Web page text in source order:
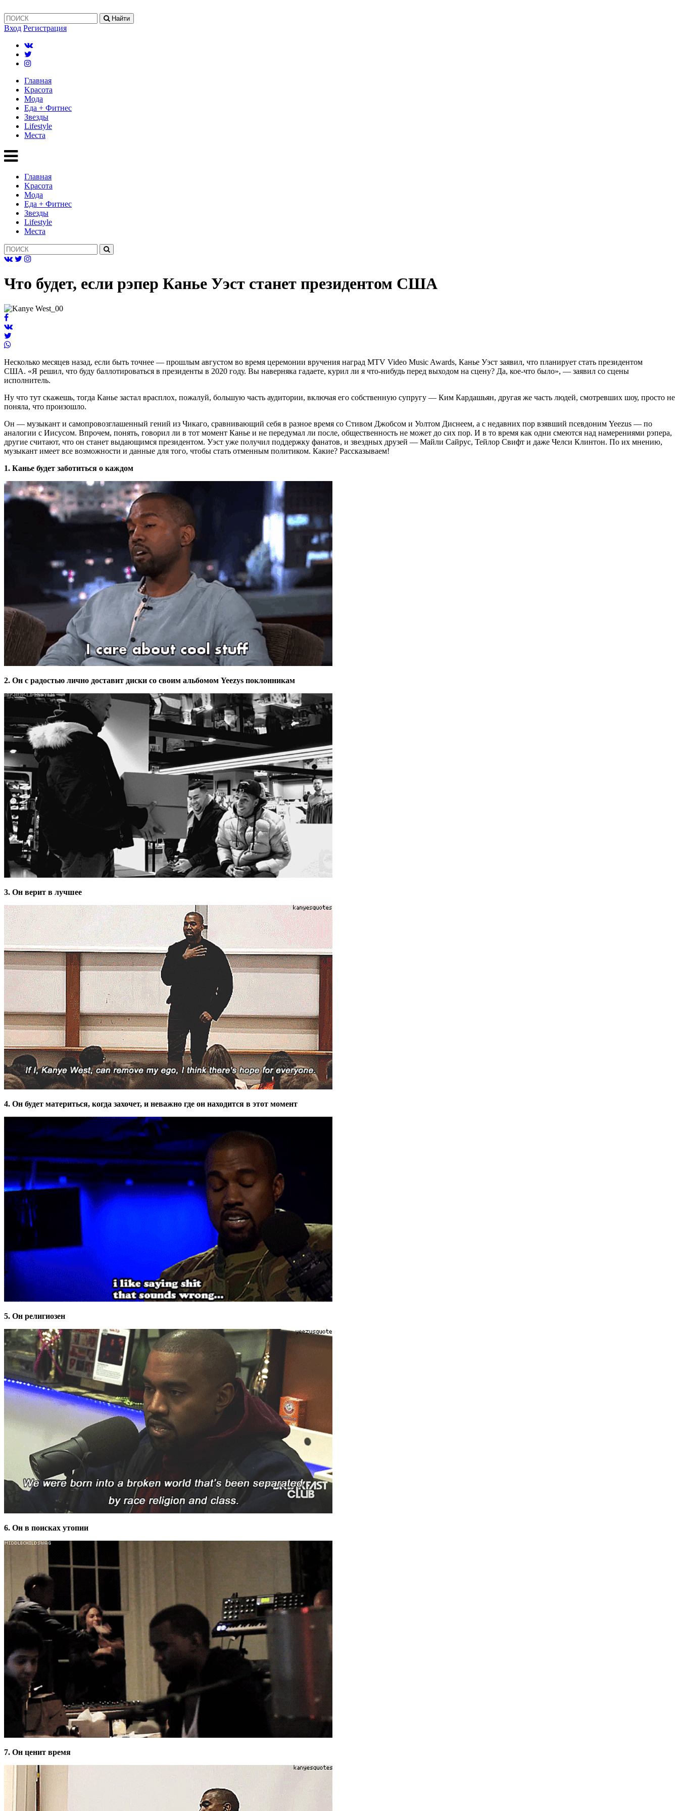
Найти
Вход Регистрация
Главная
Kрасота
Мода
Еда + Фитнес
Звезды
Lifestyle
Mеста
Главная
Kрасота
Мода
Еда + Фитнес
Звезды
Lifestyle
Mеста
Что будет, если рэпер Канье Уэст станет президентом США
Несколько месяцев назад, если быть точнее — прошлым августом во время церемонии вручения наград MTV Video Music Awards, Канье Уэст заявил, что планирует стать президентом
США. «Я решил, что буду баллотироваться в президенты в 2020 году. Вы наверняка гадаете, курил ли я что-нибудь перед выходом на сцену? Да, кое-что было», — заявил со сцены
исполнитель.
Ну что тут скажешь, тогда Канье застал врасплох, пожалуй, большую часть аудитории, включая его собственную супругу — Ким Кардашьян, другая же часть людей, смотревших шоу, просто не
поняла, что произошло.
Он — музыкант и самопровозглашенный гений из Чикаго, сравнивающий себя в разное время со Стивом Джобсом и Уолтом Диснеем, а с недавних пор взявший псевдоним Yeezus — по
аналогии с Иисусом. Впрочем, понять, говорил ли в тот момент Канье и не передумал ли после, общественность не может до сих пор. И в то время как одни смеются над намерениями рэпера,
другие считают, что он станет выдающимся президентом. Уэст уже получил поддержку фанатов, и звездных друзей — Майли Сайрус, Тейлор Свифт и даже Челси Клинтон. По их мнению,
музыкант имеет все возможности и данные для того, чтобы стать отменным политиком. Какие? Рассказываем!
1. Канье будет заботиться о каждом
2. Он с радостью лично доставит диски со своим альбомом Yeezys поклонникам
3. Он верит в лучшее
4. Он будет материться, когда захочет, и неважно где он находится в этот момент
5. Он религиозен
6. Он в поисках утопии
7. Он ценит время